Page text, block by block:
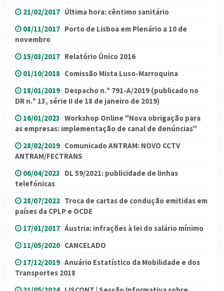
21/02/2017 Última hora: cêntimo sanitário
08/11/2017 Porto de Lisboa em Plenário a 10 de
novembro
15/03/2017 Relatório Único 2016
01/10/2018 Comissão Mista Luso-Marroquina
18/01/2019 Despacho n.º 791-A/2019 (publicado no
DR n.º 13, série II de 18 de janeiro de 2019)
16/01/2023 Workshop Online "Nova obrigação para
as empresas: implementação de canal de denúncias"
28/02/2019 Comunicado ANTRAM: NOVO CCTV
ANTRAM/FECTRANS
06/04/2023 DL 59/2021: publicidade de linhas
telefónicas
28/07/2022 Troca de cartas de condução emitidas em
países da CPLP e OCDE
17/01/2017 Áustria: infrações à lei do salário mínimo
11/05/2020 CANCELADO
17/12/2019 Anuário Estatístico da Mobilidade e dos
Transportes 2018